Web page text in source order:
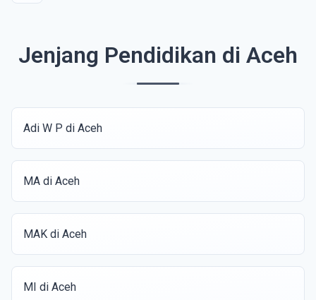
Jenjang Pendidikan di Aceh
Adi W P di Aceh
MA di Aceh
MAK di Aceh
MI di Aceh